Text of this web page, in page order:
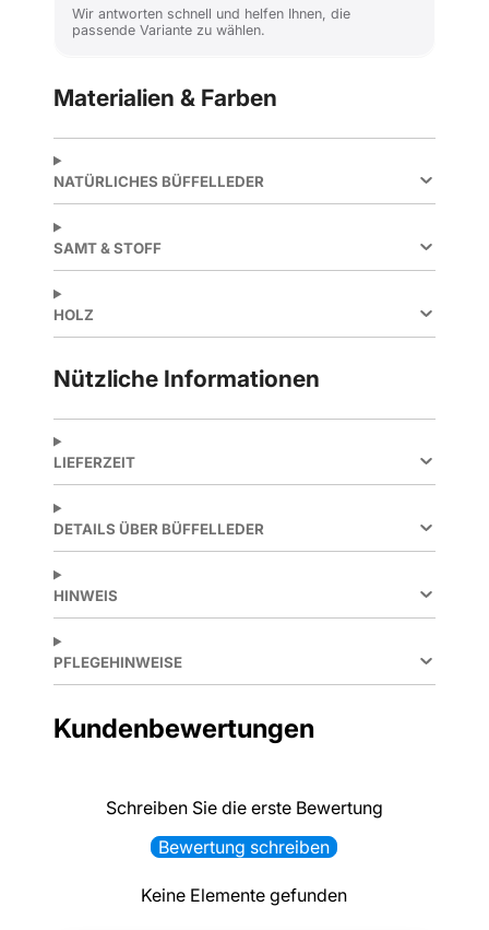
Wir antworten schnell und helfen Ihnen, die
passende Variante zu wählen.
Materialien & Farben
NATÜRLICHES BÜFFELLEDER
SAMT & STOFF
HOLZ
Nützliche Informationen
LIEFERZEIT
DETAILS ÜBER BÜFFELLEDER
HINWEIS
PFLEGEHINWEISE
Kundenbewertungen
Schreiben Sie die erste Bewertung
Bewertung schreiben
Keine Elemente gefunden